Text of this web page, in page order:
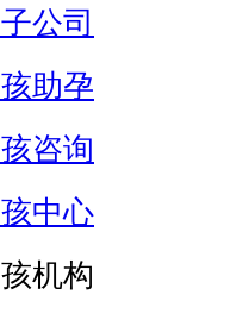
公司
助孕
咨询
中心
机构